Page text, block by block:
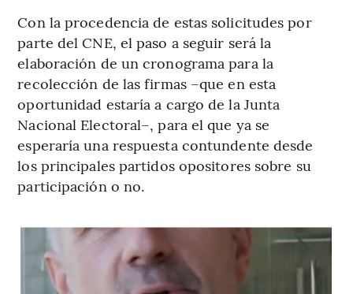
Con la procedencia de estas solicitudes por
parte del CNE, el paso a seguir será la
elaboración de un cronograma para la
recolección de las firmas –que en esta
oportunidad estaría a cargo de la Junta
Nacional Electoral–, para el que ya se
esperaría una respuesta contundente desde
los principales partidos opositores sobre su
participación o no.